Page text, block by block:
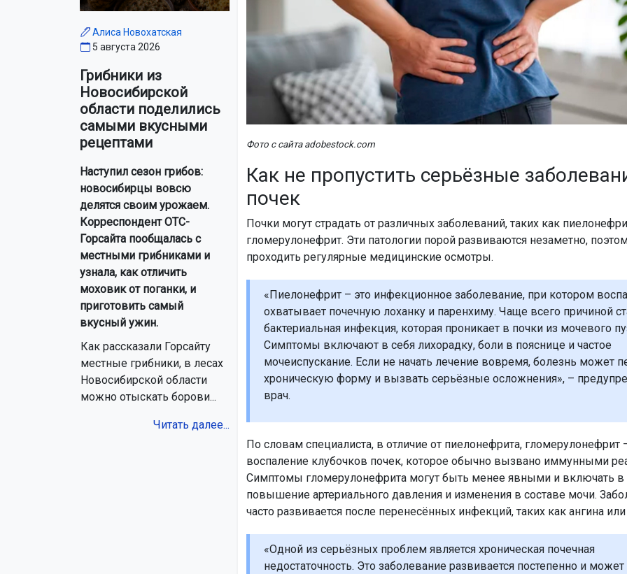
Алиса Новохатская
5 августа 2026
Грибники из
Новосибирской
области поделились
самыми вкусными
рецептами
Наступил сезон грибов:
новосибирцы вовсю
делятся своим урожаем.
Корреспондент ОТС-
Горсайта пообщалась с
местными грибниками и
узнала, как отличить
моховик от поганки, и
приготовить самый
вкусный ужин.
Как рассказали Горсайту
местные грибники, в лесах
Новосибирской области
можно отыскать борови...
Читать далее...
Фото с сайта adobestock.com
Как не пропустить серьёзные
почек
Почки могут страдать от различных заболеваний, таких как
гломерулонефрит. Эти патологии порой развиваются незаметно,
проходить регулярные медицинские осмотры.
«Пиелонефрит – это инфекционное заболевание, при котором
охватывает почечную лоханку и паренхиму. Чаще всего причиной
бактериальная инфекция, которая проникает в почки из мочевого
Симптомы включают в себя лихорадку, боли в пояснице и частое
мочеиспускание. Если не начать лечение вовремя, болезнь может
хроническую форму и вызвать серьёзные осложнения», –
врач.
По словам специалиста, в отличие от пиелонефрита, гломерулонефрит
воспаление клубочков почек, которое обычно вызвано иммунными
Симптомы гломерулонефрита могут быть менее явными и включать в
повышение артериального давления и изменения в составе мочи.
часто развивается после перенесённых инфекций, таких как ангина или
«Одной из серьёзных проблем является хроническая почечная
недостаточность. Это заболевание развивается постепенно и